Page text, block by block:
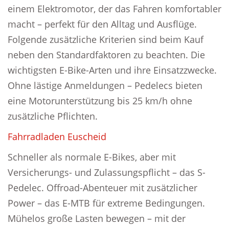
einem Elektromotor, der das Fahren komfortabler
macht – perfekt für den Alltag und Ausflüge.
Folgende zusätzliche Kriterien sind beim Kauf
neben den Standardfaktoren zu beachten. Die
wichtigsten E-Bike-Arten und ihre Einsatzzwecke.
Ohne lästige Anmeldungen – Pedelecs bieten
eine Motorunterstützung bis 25 km/h ohne
zusätzliche Pflichten.
Fahrradladen Euscheid
Schneller als normale E-Bikes, aber mit
Versicherungs- und Zulassungspflicht – das S-
Pedelec. Offroad-Abenteuer mit zusätzlicher
Power – das E-MTB für extreme Bedingungen.
Mühelos große Lasten bewegen – mit der